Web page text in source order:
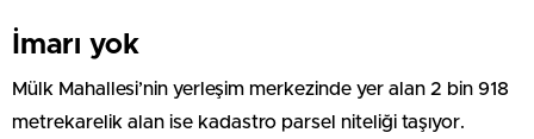
İmarı yok
Mülk Mahallesi’nin yerleşim merkezinde yer alan 2 bin 918
metrekarelik alan ise kadastro parsel niteliği taşıyor.